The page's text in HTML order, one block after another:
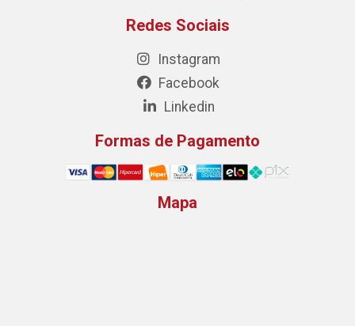
Redes Sociais
Instagram
Facebook
Linkedin
Formas de Pagamento
Mapa